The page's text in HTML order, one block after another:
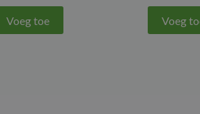
Voeg toe Voeg